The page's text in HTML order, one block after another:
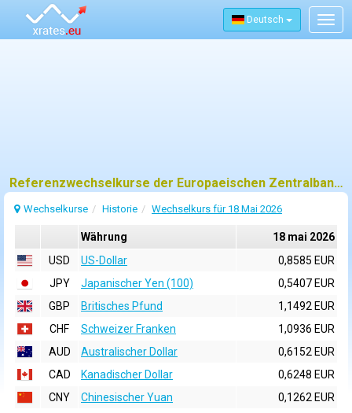
Deutsch
Referenzwechselkurse der Europaeischen Zentralbank (EZB) fuer 18 mai 2026
Wechselkurse Historie Wechselkurs für 18 Mai 2026
Währung
18 mai 2026
USD
US-Dollar
0,8585 EUR
JPY
Japanischer Yen (100)
0,5407 EUR
GBP
Britisches Pfund
1,1492 EUR
CHF
Schweizer Franken
1,0936 EUR
AUD
Australischer Dollar
0,6152 EUR
CAD
Kanadischer Dollar
0,6248 EUR
CNY
Chinesischer Yuan
0,1262 EUR